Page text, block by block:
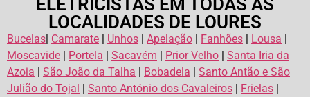
LOCALIDADES DE LOURES
Bucelas| Camarate | Unhos | Apelação | Fanhões | Lousa |
Moscavide | Portela | Sacavém | Prior Velho | Santa Iria da
Azoia | São João da Talha | Bobadela | Santo Antão e São
Julião do Tojal | Santo António dos Cavaleiros | Frielas |